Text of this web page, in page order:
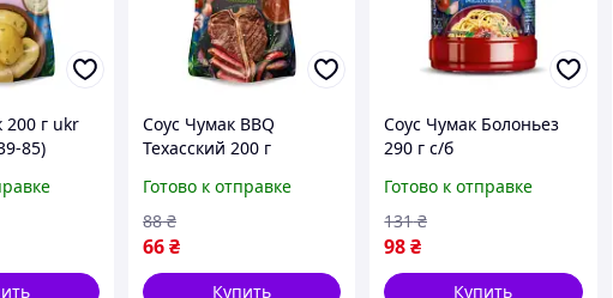
200 г ukr
85)
Соус Чумак BBQ
Техасский 200 г
Готово к отправке
66₴
88 ₴
Купить
Соус Чумак Болоньез
290 г с/б
Готово к отправке
98₴
131 ₴
Купить